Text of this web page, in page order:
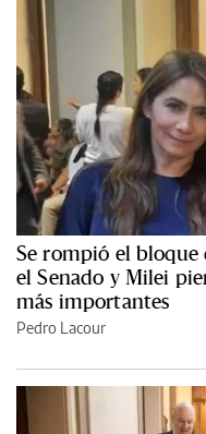
Se rompió el
el Senado y Milei
más importantes
Pedro Lacour